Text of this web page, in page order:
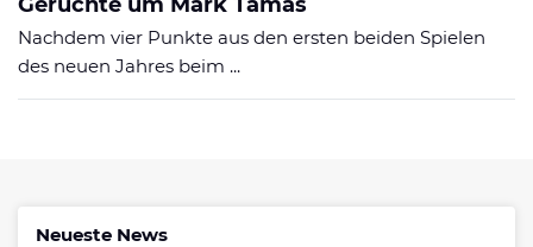
Nachdem vier Punkte aus den ersten beiden Spielen
des neuen Jahres beim ...
Neueste News